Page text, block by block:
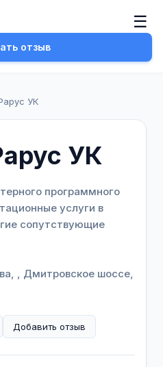
☰
отзыв
УК
УК
программного
услуги в
сопутствующие
, Дмитровское шоссе,
Добавить отзыв